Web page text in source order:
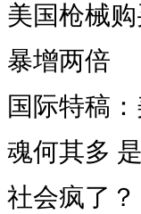
美国枪械
暴增两倍
国际特稿
魂何其多
社会疯了？